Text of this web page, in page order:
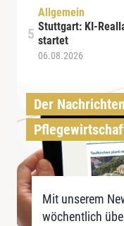
Allgemein
Stuttgart: KI-
startet
06.08.2026
Der
Mit unserem
wöchentlich